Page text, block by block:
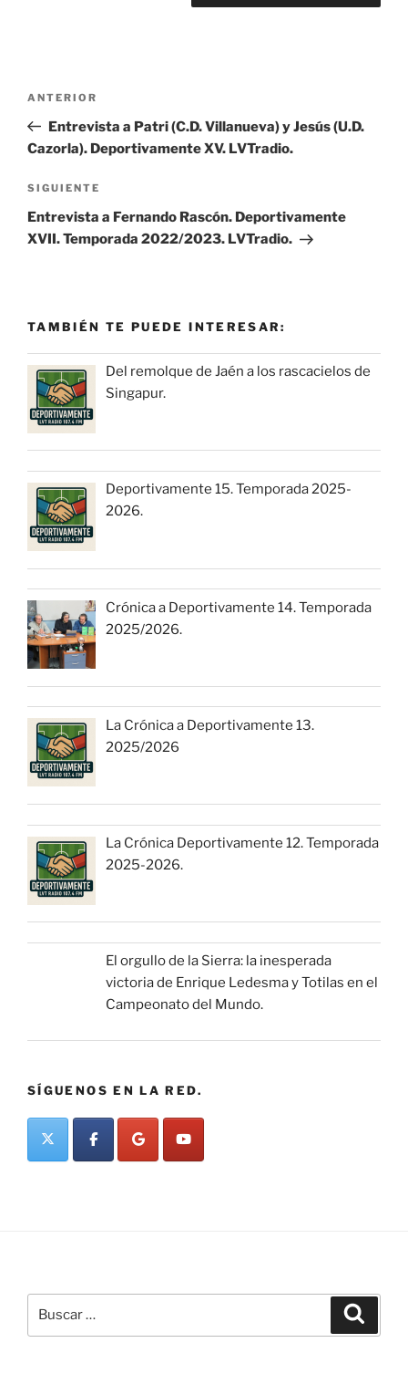
entradas
Entrada
anterior:
ANTERIOR
Entrevista a Patri (C.D. Villanueva) y Jesús (U.D.
Cazorla). Deportivamente XV. LVTradio.
Siguiente
entrada
SIGUIENTE
Entrevista a Fernando Rascón. Deportivamente
XVII. Temporada 2022/2023. LVTradio.
TAMBIÉN TE PUEDE INTERESAR:
Del remolque de Jaén a los rascacielos de
Singapur.
Deportivamente 15. Temporada 2025-
2026.
Crónica a Deportivamente 14. Temporada
2025/2026.
La Crónica a Deportivamente 13.
2025/2026
La Crónica Deportivamente 12. Temporada
2025-2026.
El orgullo de la Sierra: la inesperada
victoria de Enrique Ledesma y Totilas en el
Campeonato del Mundo.
SÍGUENOS EN LA RED.
por: